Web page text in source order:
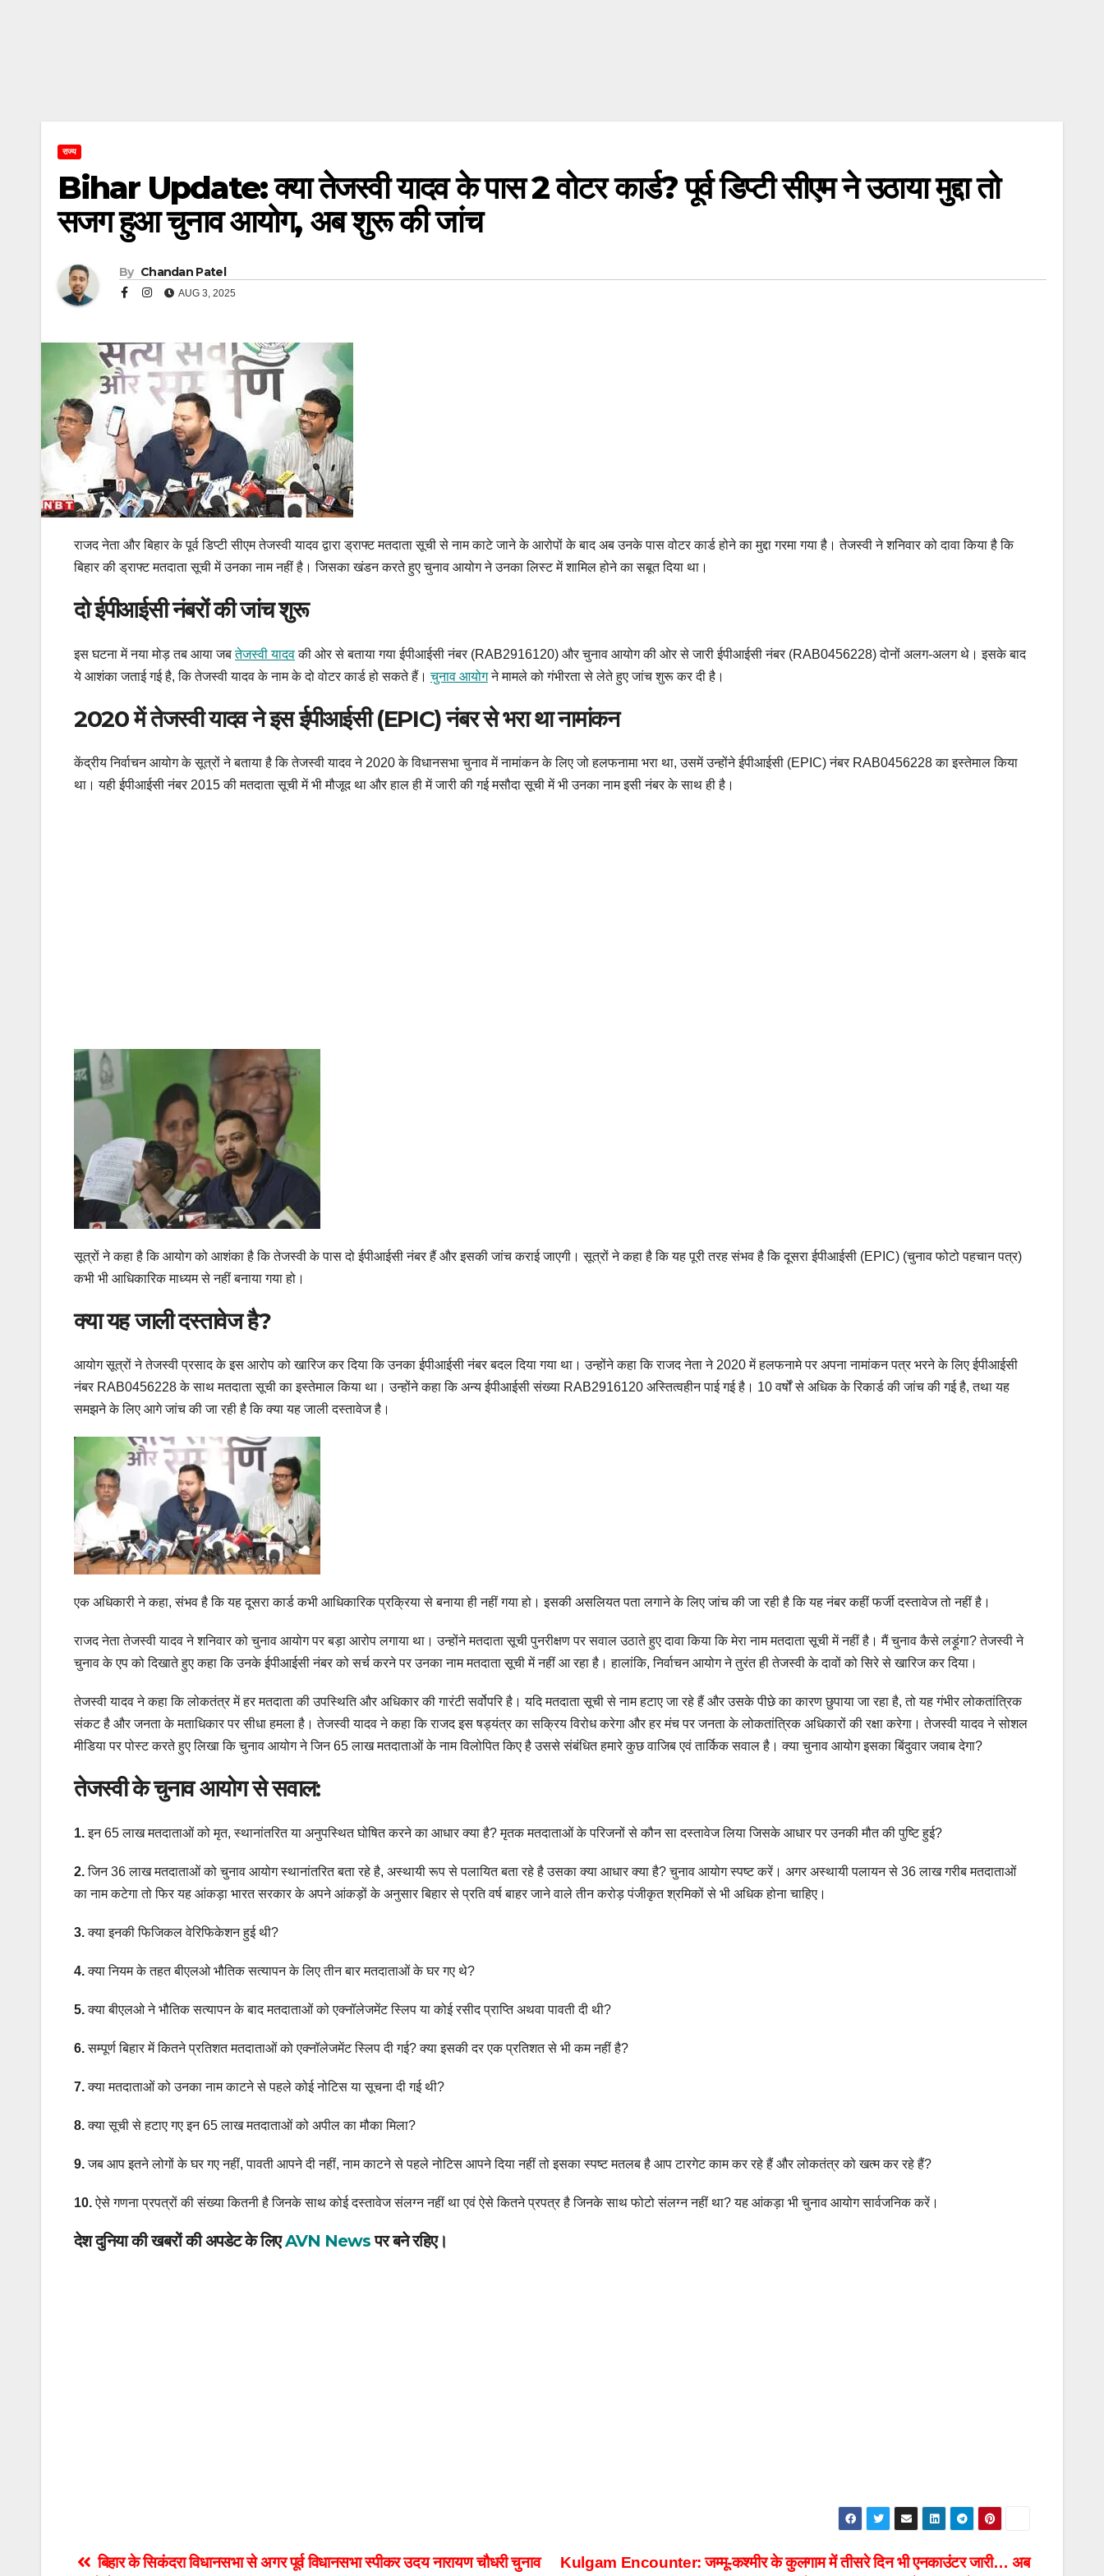
राज्य
Bihar Update: क्या तेजस्वी यादव के पास 2 वोटर कार्ड? पूर्व डिप्टी सीएम ने उठाया मुद्दा तो
सजग हुआ चुनाव आयोग, अब शुरू की जांच
By Chandan Patel
AUG 3, 2025
राजद नेता और बिहार के पूर्व डिप्टी सीएम तेजस्वी यादव द्वारा ड्राफ्ट मतदाता सूची से नाम काटे जाने के आरोपों के बाद अब उनके पास वोटर कार्ड होने का मुद्दा गरमा गया है। तेजस्वी ने शनिवार को दावा किया है कि
बिहार की ड्राफ्ट मतदाता सूची में उनका नाम नहीं है। जिसका खंडन करते हुए चुनाव आयोग ने उनका लिस्ट में शामिल होने का सबूत दिया था।
दो ईपीआईसी नंबरों की जांच शुरू
इस घटना में नया मोड़ तब आया जबतेजस्वी यादवकी ओर से बताया गया ईपीआईसी नंबर (RAB2916120) और चुनाव आयोग की ओर से जारी ईपीआईसी नंबर (RAB0456228) दोनों अलग-अलग थे। इसके बाद
ये आशंका जताई गई है, कि तेजस्वी यादव के नाम के दो वोटर कार्ड हो सकते हैं।चुनाव आयोगने मामले को गंभीरता से लेते हुए जांच शुरू कर दी है।
2020 में तेजस्वी यादव ने इस ईपीआईसी (EPIC) नंबर से भरा था नामांकन
केंद्रीय निर्वाचन आयोग के सूत्रों ने बताया है कि तेजस्वी यादव ने 2020 के विधानसभा चुनाव में नामांकन के लिए जो हलफनामा भरा था, उसमें उन्होंने ईपीआईसी (EPIC) नंबर RAB0456228 का इस्तेमाल किया
था। यही ईपीआईसी नंबर 2015 की मतदाता सूची में भी मौजूद था और हाल ही में जारी की गई मसौदा सूची में भी उनका नाम इसी नंबर के साथ ही है।
सूत्रों ने कहा है कि आयोग को आशंका है कि तेजस्वी के पास दो ईपीआईसी नंबर हैं और इसकी जांच कराई जाएगी। सूत्रों ने कहा है कि यह पूरी तरह संभव है कि दूसरा ईपीआईसी (EPIC) (चुनाव फोटो पहचान पत्र)
कभी भी आधिकारिक माध्यम से नहीं बनाया गया हो।
क्या यह जाली दस्तावेज है?
आयोग सूत्रों ने तेजस्वी प्रसाद के इस आरोप को खारिज कर दिया कि उनका ईपीआईसी नंबर बदल दिया गया था। उन्होंने कहा कि राजद नेता ने 2020 में हलफनामे पर अपना नामांकन पत्र भरने के लिए ईपीआईसी
नंबर RAB0456228 के साथ मतदाता सूची का इस्तेमाल किया था। उन्होंने कहा कि अन्य ईपीआईसी संख्या RAB2916120 अस्तित्वहीन पाई गई है। 10 वर्षों से अधिक के रिकार्ड की जांच की गई है, तथा यह
समझने के लिए आगे जांच की जा रही है कि क्या यह जाली दस्तावेज है।
एक अधिकारी ने कहा, संभव है कि यह दूसरा कार्ड कभी आधिकारिक प्रक्रिया से बनाया ही नहीं गया हो। इसकी असलियत पता लगाने के लिए जांच की जा रही है कि यह नंबर कहीं फर्जी दस्तावेज तो नहीं है।
राजद नेता तेजस्वी यादव ने शनिवार को चुनाव आयोग पर बड़ा आरोप लगाया था। उन्होंने मतदाता सूची पुनरीक्षण पर सवाल उठाते हुए दावा किया कि मेरा नाम मतदाता सूची में नहीं है। मैं चुनाव कैसे लड़ूंगा? तेजस्वी ने
चुनाव के एप को दिखाते हुए कहा कि उनके ईपीआईसी नंबर को सर्च करने पर उनका नाम मतदाता सूची में नहीं आ रहा है। हालांकि, निर्वाचन आयोग ने तुरंत ही तेजस्वी के दावों को सिरे से खारिज कर दिया।
तेजस्वी यादव ने कहा कि लोकतंत्र में हर मतदाता की उपस्थिति और अधिकार की गारंटी सर्वोपरि है। यदि मतदाता सूची से नाम हटाए जा रहे हैं और उसके पीछे का कारण छुपाया जा रहा है, तो यह गंभीर लोकतांत्रिक
संकट है और जनता के मताधिकार पर सीधा हमला है। तेजस्वी यादव ने कहा कि राजद इस षड्यंत्र का सक्रिय विरोध करेगा और हर मंच पर जनता के लोकतांत्रिक अधिकारों की रक्षा करेगा। तेजस्वी यादव ने सोशल
मीडिया पर पोस्ट करते हुए लिखा कि चुनाव आयोग ने जिन 65 लाख मतदाताओं के नाम विलोपित किए है उससे संबंधित हमारे कुछ वाजिब एवं तार्किक सवाल है। क्या चुनाव आयोग इसका बिंदुवार जवाब देगा?
तेजस्वी के चुनाव आयोग से सवाल:
1.इन 65 लाख मतदाताओं को मृत, स्थानांतरित या अनुपस्थित घोषित करने का आधार क्या है? मृतक मतदाताओं के परिजनों से कौन सा दस्तावेज लिया जिसके आधार पर उनकी मौत की पुष्टि हुई?
2.जिन 36 लाख मतदाताओं को चुनाव आयोग स्थानांतरित बता रहे है, अस्थायी रूप से पलायित बता रहे है उसका क्या आधार क्या है? चुनाव आयोग स्पष्ट करें। अगर अस्थायी पलायन से 36 लाख गरीब मतदाताओं
का नाम कटेगा तो फिर यह आंकड़ा भारत सरकार के अपने आंकड़ों के अनुसार बिहार से प्रति वर्ष बाहर जाने वाले तीन करोड़ पंजीकृत श्रमिकों से भी अधिक होना चाहिए।
3.क्या इनकी फिजिकल वेरिफिकेशन हुई थी?
4.क्या नियम के तहत बीएलओ भौतिक सत्यापन के लिए तीन बार मतदाताओं के घर गए थे?
5.क्या बीएलओ ने भौतिक सत्यापन के बाद मतदाताओं को एक्नॉलेजमेंट स्लिप या कोई रसीद प्राप्ति अथवा पावती दी थी?
6.सम्पूर्ण बिहार में कितने प्रतिशत मतदाताओं को एक्नॉलेजमेंट स्लिप दी गई? क्या इसकी दर एक प्रतिशत से भी कम नहीं है?
7.क्या मतदाताओं को उनका नाम काटने से पहले कोई नोटिस या सूचना दी गई थी?
8.क्या सूची से हटाए गए इन 65 लाख मतदाताओं को अपील का मौका मिला?
9.जब आप इतने लोगों के घर गए नहीं, पावती आपने दी नहीं, नाम काटने से पहले नोटिस आपने दिया नहीं तो इसका स्पष्ट मतलब है आप टारगेट काम कर रहे हैं और लोकतंत्र को खत्म कर रहे हैं?
10.ऐसे गणना प्रपत्रों की संख्या कितनी है जिनके साथ कोई दस्तावेज संलग्न नहीं था एवं ऐसे कितने प्रपत्र है जिनके साथ फोटो संलग्न नहीं था? यह आंकड़ा भी चुनाव आयोग सार्वजनिक करें।
देश दुनिया की खबरों की अपडेट के लिएAVN Newsपर बने रहिए।
Post Kulgam Encounter: जम्मू-कश्मीर के कुलगाम में तीसरे दिन भी एनकाउंटर जारी… अब
बिहार के सिकंदरा विधानसभा से अगर पूर्व विधानसभा स्पीकर उदय नारायण चौधरी चुनाव